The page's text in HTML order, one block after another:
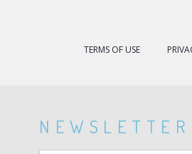
TERMS OF USE
NEWSLETTER